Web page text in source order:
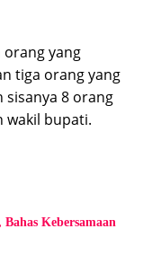
orang yang
tiga orang yang
8 orang
wakil bupati.
Kebersamaan